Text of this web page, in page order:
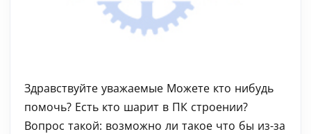
Здравствуйте уважаемые Можете кто нибудь
помочь? Есть кто шарит в ПК строении?
Вопрос такой: возможно ли такое что бы из-за